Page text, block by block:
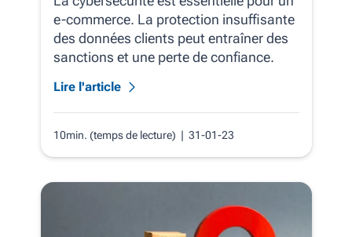
e-commerce. La protection insuffisante
des données clients peut entraîner des
sanctions et une perte de confiance.
Lire l'article
10min. (temps de lecture) | 31-01-23